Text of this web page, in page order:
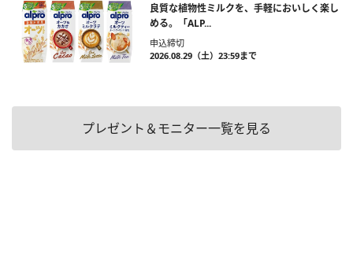
良質な植物性ミルクを、手軽においしく楽し
める。「ALP...
申込締切
2026.08.29（土）23:59まで
プレゼント＆モニター一覧を見る